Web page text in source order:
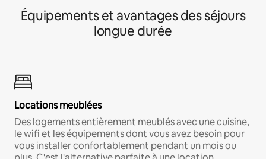
Équipements et avantages des séjours
longue durée
Locations meublées
Des logements entièrement meublés avec une cuisine,
le wifi et les équipements dont vous avez besoin pour
vous installer confortablement pendant un mois ou